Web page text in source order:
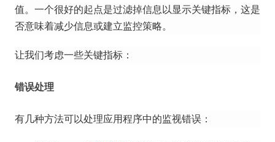
值。 一个很好的起点是过滤掉信息以显示关键指标，这是
否意味着减少信息或建立监控策略。
让我们考虑一些关键指标：
错误处理
有几种方法可以处理应用程序中的监视错误：